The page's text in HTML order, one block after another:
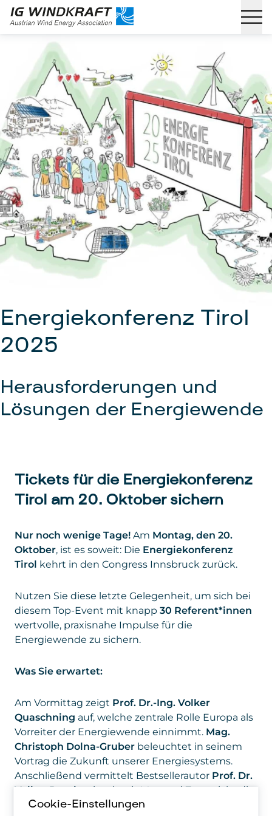
Energiekonferenz Tirol
2025
Herausforderungen und
Lösungen der Energiewende
Tickets für die Energiekonferenz
Tirol am 20. Oktober sichern
Nur noch wenige Tage! Am Montag, den 20.
Oktober, ist es soweit: Die Energiekonferenz
Tirol kehrt in den Congress Innsbruck zurück.
Nutzen Sie diese letzte Gelegenheit, um sich bei
diesem Top-Event mit knapp 30 Referent*innen
wertvolle, praxisnahe Impulse für die
Energiewende zu sichern.
Was Sie erwartet:
Am Vormittag zeigt Prof. Dr.-Ing. Volker
Quaschning auf, welche zentrale Rolle Europa als
Vorreiter der Energiewende einnimmt. Mag.
Christoph Dolna-Gruber beleuchtet in seinem
Vortrag die Zukunft unserer Energiesystems.
Anschließend vermittelt Bestsellerautor Prof. Dr.
Volker Busch
, wie wir mit Mut und Zuversicht die
Energiewende erfolgreich meistern werden.
Cookie-Einstellungen